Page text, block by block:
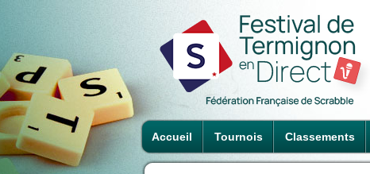
Accueil Tournois Classements